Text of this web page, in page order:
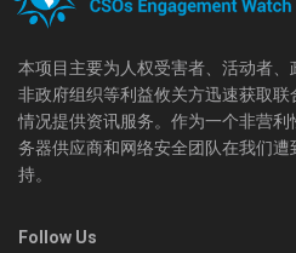
本项目主要为人权受害者、活动者、
非政府组织等利益攸关方迅速获取
情况提供资讯服务。作为一个非营
务器供应商和网络安全团队在我们
持。
Follow Us